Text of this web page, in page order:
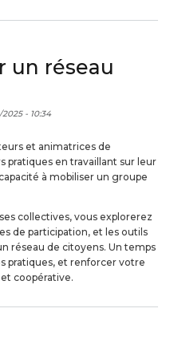
un réseau
- 10:34
et animatrices de
pratiques en travaillant sur leur
à mobiliser un groupe
collectives, vous explorerez
de participation, et les outils
réseau de citoyens. Un temps
pratiques, et renforcer votre
coopérative.